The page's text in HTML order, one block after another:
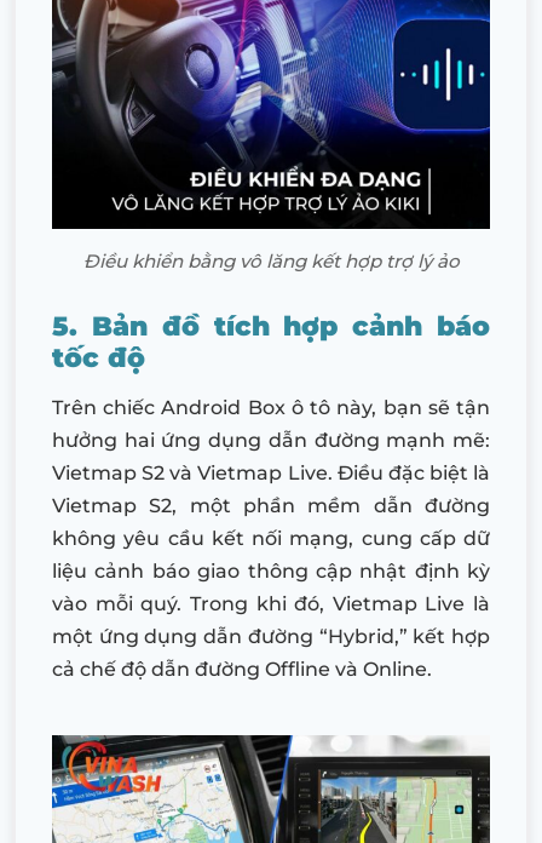
Điều khiển bằng vô lăng kết hợp trợ lý ảo
5. Bản đồ tích hợp cảnh báo
tốc độ
Trên chiếc Android Box ô tô này, bạn sẽ tận
hưởng hai ứng dụng dẫn đường mạnh mẽ:
Vietmap S2 và Vietmap Live. Điều đặc biệt là
Vietmap S2, một phần mềm dẫn đường
không yêu cầu kết nối mạng, cung cấp dữ
liệu cảnh báo giao thông cập nhật định kỳ
vào mỗi quý. Trong khi đó, Vietmap Live là
một ứng dụng dẫn đường “Hybrid,” kết hợp
cả chế độ dẫn đường Offline và Online.